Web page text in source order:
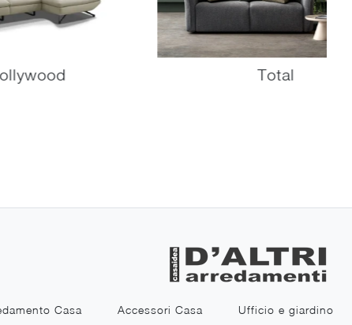
Total
Casa Accessori Casa Ufficio e giardino